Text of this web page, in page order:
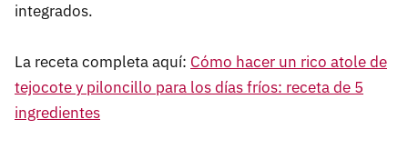
integrados.
La receta completa aquí: Cómo hacer un rico atole de
tejocote y piloncillo para los días fríos: receta de 5
ingredientes